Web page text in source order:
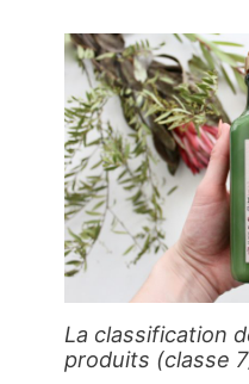
La classification
produits (classe